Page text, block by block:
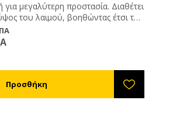
μεγαλύτερη προστασία. Διαθέτει
του λαιμού, βοηθώντας έτσι το
να βλέπει καλύτερα κατά την
Διατίθεται σε μεγέθη L,